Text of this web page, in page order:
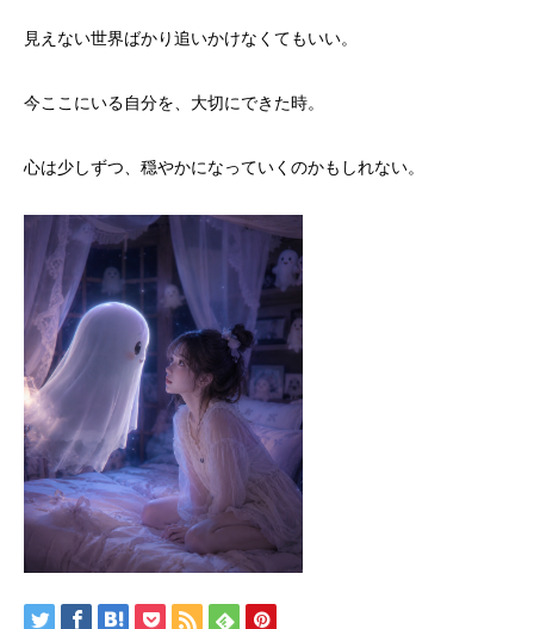
見えない世界ばかり追いかけなくてもいい。
今ここにいる自分を、大切にできた時。
心は少しずつ、穏やかになっていくのかもしれない。